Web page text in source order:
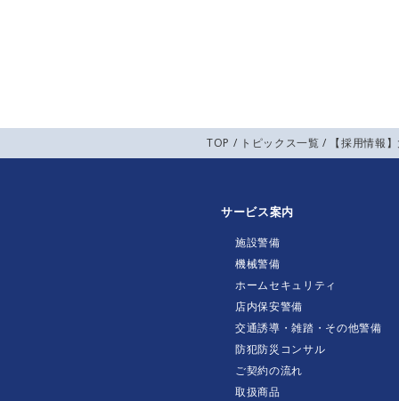
TOP / トピックス一覧 / 【採用情報
サービス案内
施設警備
機械警備
ホームセキュリティ
店内保安警備
交通誘導・雑踏・その他警備
防犯防災コンサル
ご契約の流れ
取扱商品